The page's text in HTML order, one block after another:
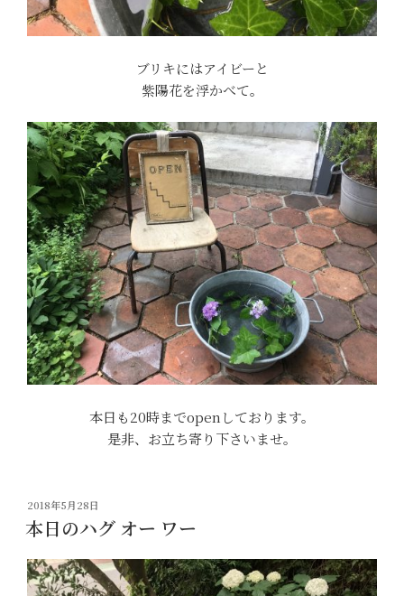
ブリキにはアイビーと
紫陽花を浮かべて。
本日も20時までopenしております。
是非、お立ち寄り下さいませ。
投
稿
日:
2018年5月28日
本日のハグ オー ワー